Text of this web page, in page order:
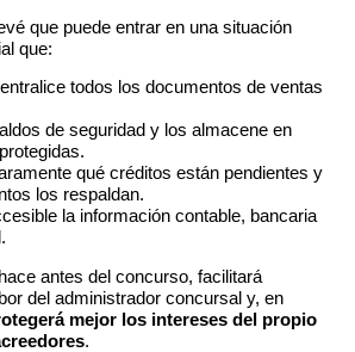
que puede entrar en una situación
que:
todos los documentos de ventas
de seguridad y los almacene en
qué créditos están pendientes y
los respaldan.
la información contable, bancaria
antes del concurso, facilitará
del administrador concursal y, en
mejor los intereses del propio
.